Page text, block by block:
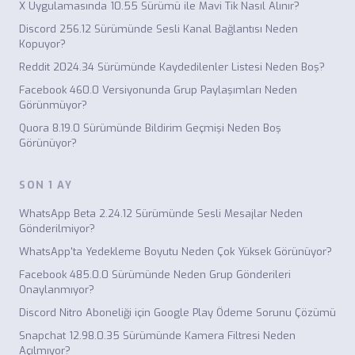
X Uygulamasında 10.55 Sürümü ile Mavi Tik Nasıl Alınır?
Discord 256.12 Sürümünde Sesli Kanal Bağlantısı Neden
Kopuyor?
Reddit 2024.34 Sürümünde Kaydedilenler Listesi Neden Boş?
Facebook 460.0 Versiyonunda Grup Paylaşımları Neden
Görünmüyor?
Quora 8.19.0 Sürümünde Bildirim Geçmişi Neden Boş
Görünüyor?
SON 1 AY
WhatsApp Beta 2.24.12 Sürümünde Sesli Mesajlar Neden
Gönderilmiyor?
WhatsApp'ta Yedekleme Boyutu Neden Çok Yüksek Görünüyor?
Facebook 485.0.0 Sürümünde Neden Grup Gönderileri
Onaylanmıyor?
Discord Nitro Aboneliği için Google Play Ödeme Sorunu Çözümü
Snapchat 12.98.0.35 Sürümünde Kamera Filtresi Neden
Açılmıyor?